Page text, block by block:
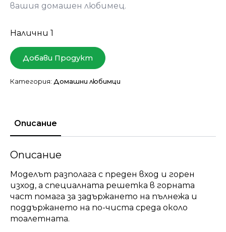
вашия домашен любимец.
Налични 1
Добави Продукт
Категория: Домашни любимци
Описание
Описание
Моделът разполага с преден вход и горен
изход, а специалната решетка в горната
част помага за задържането на пълнежа и
поддържането на по-чиста среда около
тоалетната.